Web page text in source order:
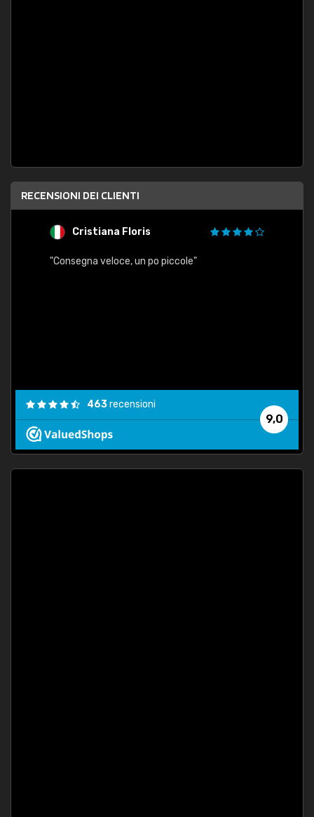
RECENSIONI DEI CLIENTI
Cristiana Floris
"Consegna veloce, un po piccole"
9,0
463recensioni